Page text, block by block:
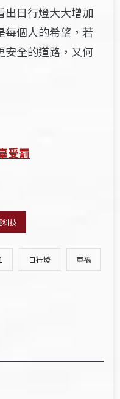
出日行燈大大增加
每個人的希望，若
安全的道路，又何
受罰
科技
日行燈 車禍